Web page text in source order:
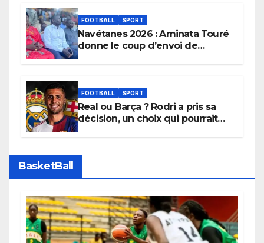
FOOTBALL SPORT
Navétanes 2026 : Aminata Touré
donne le coup d’envoi de
apaisées.
FOOTBALL SPORT
Real ou Barça ? Rodri a pris sa
décision, un choix qui pourrait
BasketBall